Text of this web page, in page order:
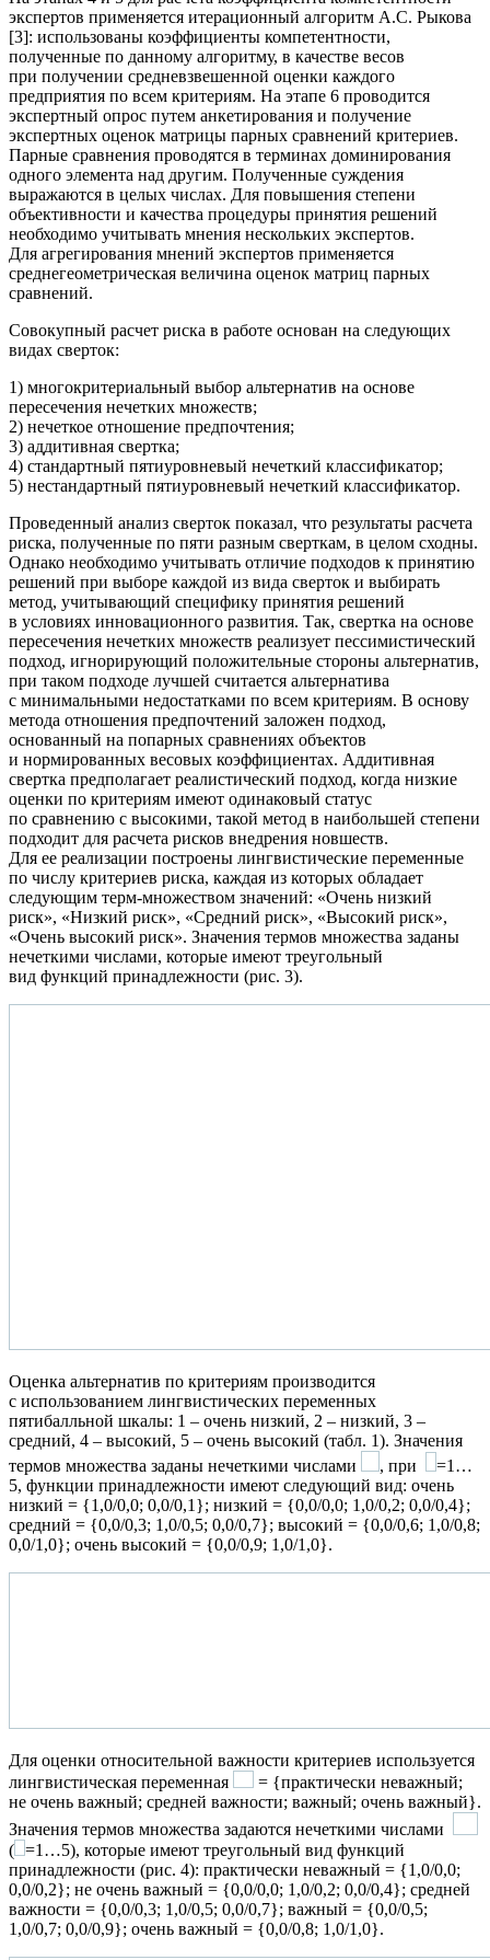
экспертов применяется итерационный алгоритм А.С. Рыкова
[3]: использованы коэффициенты компетентности,
полученные по данному алгоритму, в качестве весов
при получении средневзвешенной оценки каждого
предприятия по всем критериям. На этапе 6 проводится
экспертный опрос путем анкетирования и получение
экспертных оценок матрицы парных сравнений критериев.
Парные сравнения проводятся в терминах доминирования
одного элемента над другим. Полученные суждения
выражаются в целых числах. Для повышения степени
объективности и качества процедуры принятия решений
необходимо учитывать мнения нескольких экспертов.
Для агрегирования мнений экспертов применяется
среднегеометрическая величина оценок матриц парных
сравнений.
Совокупный расчет риска в работе основан на следующих
видах сверток:
1) многокритериальный выбор альтернатив на основе
пересечения нечетких множеств;
2) нечеткое отношение предпочтения;
3) аддитивная свертка;
4) стандартный пятиуровневый нечеткий классификатор;
5) нестандартный пятиуровневый нечеткий классификатор.
Проведенный анализ сверток показал, что результаты расчета
риска, полученные по пяти разным сверткам, в целом сходны.
Однако необходимо учитывать отличие подходов к принятию
решений при выборе каждой из вида сверток и выбирать
метод, учитывающий специфику принятия решений
в условиях инновационного развития. Так, свертка на основе
пересечения нечетких множеств реализует пессимистический
подход, игнорирующий положительные стороны альтернатив,
при таком подходе лучшей считается альтернатива
с минимальными недостатками по всем критериям. В основу
метода отношения предпочтений заложен подход,
основанный на попарных сравнениях объектов
и нормированных весовых коэффициентах. Аддитивная
свертка предполагает реалистический подход, когда низкие
оценки по критериям имеют одинаковый статус
по сравнению с высокими, такой метод в наибольшей степени
подходит для расчета рисков внедрения новшеств.
Для ее реализации построены лингвистические переменные
по числу критериев риска, каждая из которых обладает
следующим терм-множеством значений: «Очень низкий
риск», «Низкий риск», «Средний риск», «Высокий риск»,
«Очень высокий риск». Значения термов множества заданы
нечеткими числами, которые имеют треугольный
вид функций принадлежности (рис. 3).
Оценка альтернатив по критериям производится
с использованием лингвистических переменных
пятибалльной шкалы: 1 – очень низкий, 2 – низкий, 3 –
средний, 4 – высокий, 5 – очень высокий (табл. 1). Значения
термов множества заданы нечеткими числами
, при
=1…
5, функции принадлежности имеют следующий вид: очень
низкий = {1,0/0,0; 0,0/0,1}; низкий = {0,0/0,0; 1,0/0,2; 0,0/0,4};
средний = {0,0/0,3; 1,0/0,5; 0,0/0,7}; высокий = {0,0/0,6; 1,0/0,8;
0,0/1,0}; очень высокий = {0,0/0,9; 1,0/1,0}.
Для оценки относительной важности критериев используется
лингвистическая переменная
= {практически неважный;
не очень важный; средней важности; важный; очень важный}.
Значения термов множества задаются нечеткими числами
( =1…5), которые имеют треугольный вид функций
принадлежности (рис. 4): практически неважный = {1,0/0,0;
0,0/0,2}; не очень важный = {0,0/0,0; 1,0/0,2; 0,0/0,4}; средней
важности = {0,0/0,3; 1,0/0,5; 0,0/0,7}; важный = {0,0/0,5;
1,0/0,7; 0,0/0,9}; очень важный = {0,0/0,8; 1,0/1,0}.